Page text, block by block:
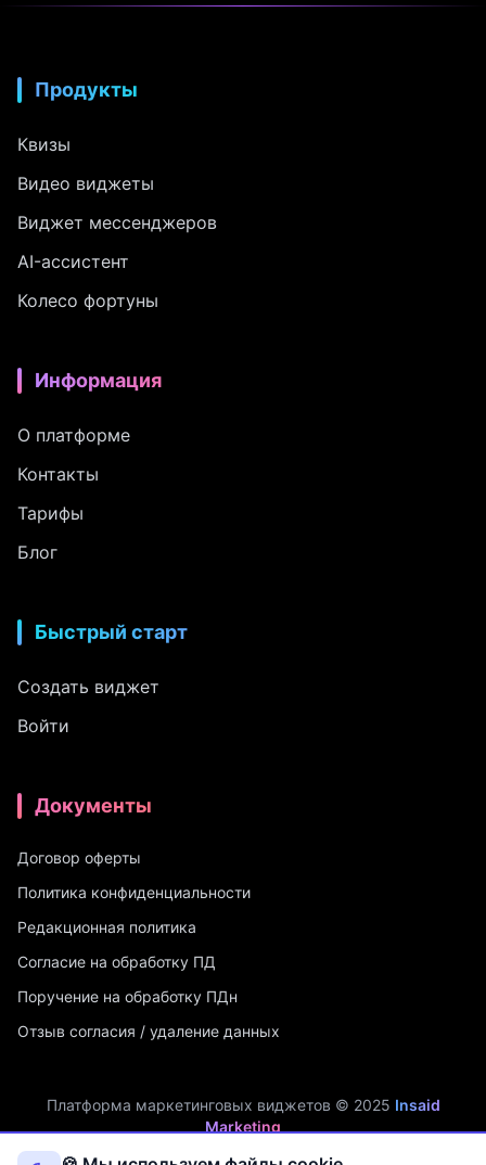
Продукты
Квизы
Видео виджеты
Виджет мессенджеров
AI-ассистент
Колесо фортуны
Информация
О платформе
Контакты
Тарифы
Блог
Быстрый старт
Создать виджет
Войти
Документы
Договор оферты
Политика конфиденциальности
Редакционная политика
Согласие на обработку ПД
Поручение на обработку ПДн
Отзыв согласия / удаление данных
Платформа маркетинговых виджетов © 2025 Insaid
Marketing
ИП Мухамадеев Р.А. | ИНН: 740704342750 | ОГРНИП: